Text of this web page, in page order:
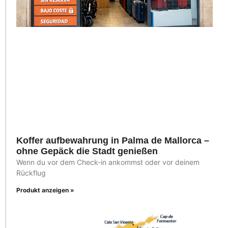
Koffer aufbewahrung in Palma de Mallorca –
ohne Gepäck die Stadt genießen
Wenn du vor dem Check-in ankommst oder vor deinem
Rückflug
Produkt anzeigen »